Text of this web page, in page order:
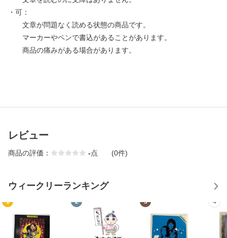
・可：
文章が問題なく読める状態の商品です。
マーカーやペンで書込があることがあります。
商品の痛みがある場合があります。
レビュー
商品の評価： -点 (0件)
ウィークリーランキング
1 2 3 4